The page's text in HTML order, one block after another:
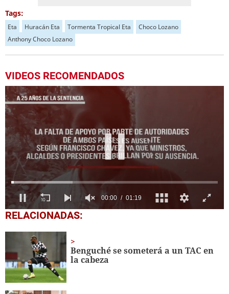
Tags:
Eta Huracán Eta Tormenta Tropical Eta
Choco Lozano
Anthony Choco Lozano
VIDEOS RECOMENDADOS
0
seconds
20
seconds
RELACIONADAS:
Benguché se someterá a un TAC en
la cabeza